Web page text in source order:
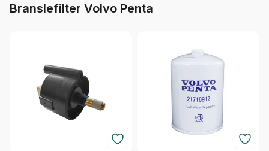
Branslefilter Volvo Penta